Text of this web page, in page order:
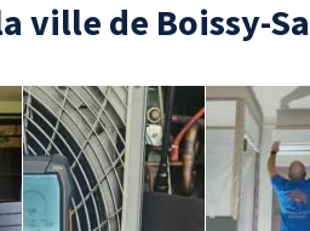
ville de Boissy-